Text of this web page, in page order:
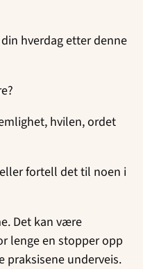
hverdag etter denne
hvilen, ordet
fortell det til noen i
Det kan være
lenge en stopper opp
praksisene underveis.